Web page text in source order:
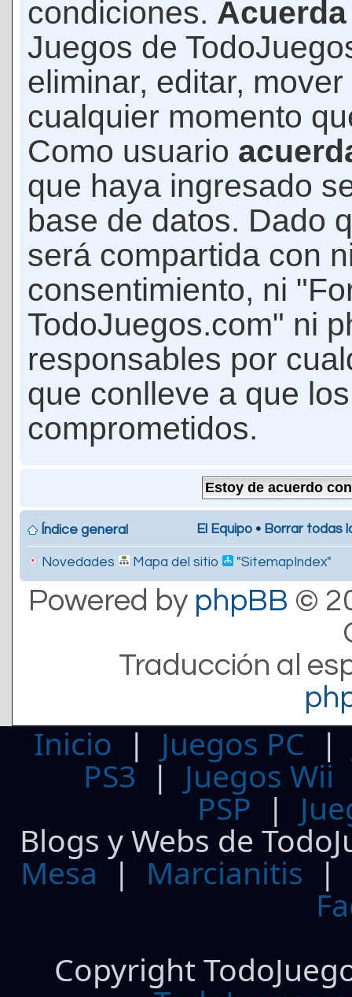
condiciones. Acuerda
Juegos de
eliminar, editar,
cualquier momento
Como usuario
que haya ingresado
base de datos. Dado
será compartida con
consentimiento, ni
TodoJuegos.com" ni
responsables por
que conlleve a que
comprometidos.
Índice general El Equipo • Borrar todas
Novedades Mapa del sitio "SitemapIndex"
Powered by phpBB ©
Traducción al
Inicio | Juegos PC
PS3| Juegos Wii
PSP |
Blogs y Webs de
Mesa | Marcianitis |
Copyright